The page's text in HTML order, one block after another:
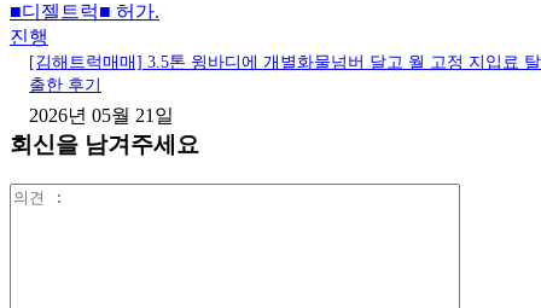
■디젤트럭■ 허가.
진행
[김해트럭매매] 3.5톤 윙바디에 개별화물넘버 달고 월 고정 지입료 탈
출한 후기
2026년 05월 21일
회신을 남겨주세요